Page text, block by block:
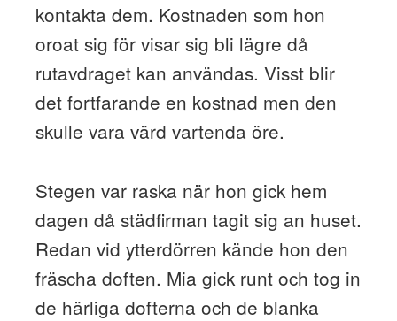
kontakta dem. Kostnaden som hon
oroat sig för visar sig bli lägre då
rutavdraget kan användas. Visst blir
det fortfarande en kostnad men den
skulle vara värd vartenda öre.
Stegen var raska när hon gick hem
dagen då städfirman tagit sig an huset.
Redan vid ytterdörren kände hon den
fräscha doften. Mia gick runt och tog in
de härliga dofterna och de blanka